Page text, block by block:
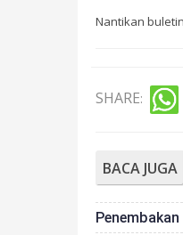
Nantikan
SHARE:
BACA JUGA